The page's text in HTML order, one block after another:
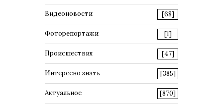
Видеоновости [68]
Фоторепортажи [1]
Происшествия [47]
Интересно знать [385]
Актуальное [870]